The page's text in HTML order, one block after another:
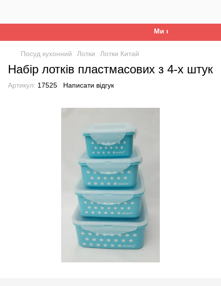
Ми працюємо. Все
Посуд кухонний Лотки Лотки Китай
Набір лотків пластмасових з 4-х штук
Артикул: 17525 Написати відгук